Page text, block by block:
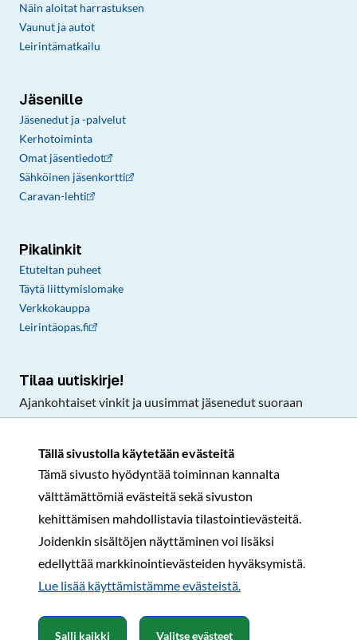
Tällä sivustolla käytetään evästeitä
Tämä sivusto hyödyntää toiminnan kannalta
välttämättömiä evästeitä sekä sivuston
kehittämisen mahdollistavia tilastointievästeitä.
Joidenkin sisältöjen näyttäminen voi lisäksi
edellyttää markkinointievästeiden hyväksymistä.
Lue lisää käyttämistämme evästeistä.​​​​​​
Salli kaikki Valitse evästeet
Näin aloitat harrastuksen
Vaunut ja autot
Leirintämatkailu
Jäsenille
Jäsenedut ja -palvelut
Kerhotoiminta
Omat jäsentiedot
Sähköinen jäsenkortti
Caravan-lehti
Pikalinkit
Etuteltan puheet
Täytä liittymislomake
Verkkokauppa
Leirintäopas.fi
Tilaa uutiskirje!
Ajankohtaiset vinkit ja uusimmat jäsenedut suoraan
Rekisteri- ja tietosuojaselosteSopimusehdot